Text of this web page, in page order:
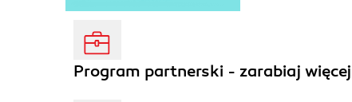
Program partnerski - zarabiaj